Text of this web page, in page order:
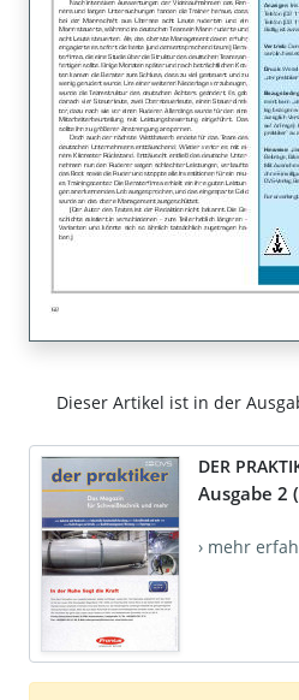
Dieser Artikel ist in der
DER
Ausgabe 2
› mehr